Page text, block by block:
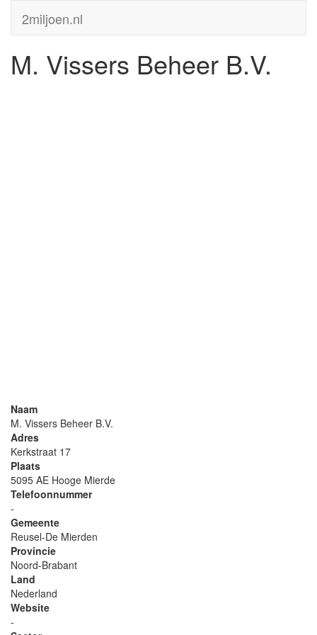
2miljoen.nl
M. Vissers Beheer B.V.
Naam
M. Vissers Beheer B.V.
Adres
Kerkstraat 17
Plaats
5095 AE Hooge Mierde
Telefoonnummer
-
Gemeente
Reusel-De Mierden
Provincie
Noord-Brabant
Land
Nederland
Website
-